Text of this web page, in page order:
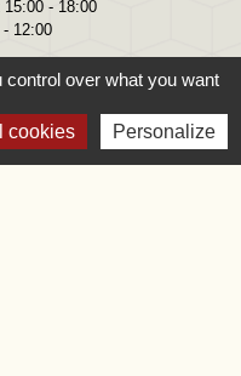
- 18:00
12:00
over what you want
cookies Personalize